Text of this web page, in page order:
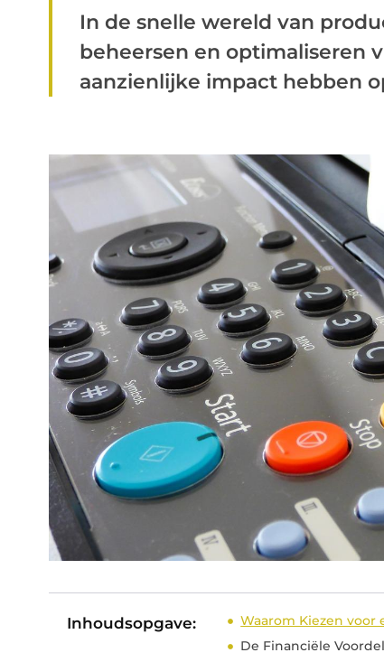
In de snelle wereld van
beheersen en optimaliseren
aanzienlijke impact hebben
Inhoudsopgave:
Waarom Kiezen voor
De Financiële